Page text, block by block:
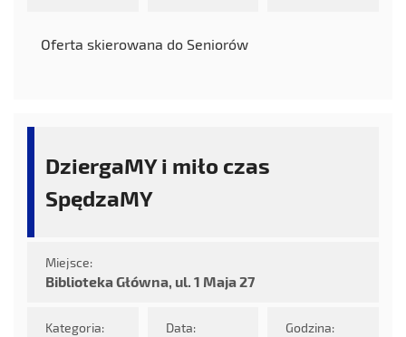
Oferta skierowana do Seniorów
DziergaMY i miło czas
SpędzaMY
Miejsce:
Biblioteka Główna, ul. 1 Maja 27
Kategoria: Data: Godzina: